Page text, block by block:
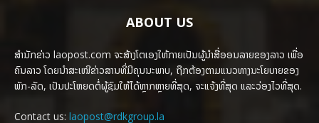
ABOUT US
ສຳນັກຂ່າວ laopost.com ຈະສ້າງໂຕເອງໃຫ້ກາຍເປັນຜູ້ນຳສື່ອອນລາຍຂອງລາວ ເພື່ອ
ຄົນລາວ ໂດຍນຳສະເໜີຂ່າວສານທີ່ມີຄຸນນະພາບ, ຖືກຕ້ອງຕາມແນວທາງນະໂຍບາຍຂອງ
ພັກ-ລັດ, ເປັນປະໂຫຍດຕໍ່ຜູ້ຊົມໃຫ້ໄດ້ຫຼາກຫຼາຍທີ່ສຸດ, ຈະແຈ້ງທີ່ສຸດ ແລະວ່ອງໄວທີ່ສຸດ.
Contact us: laopost@rdkgroup.la